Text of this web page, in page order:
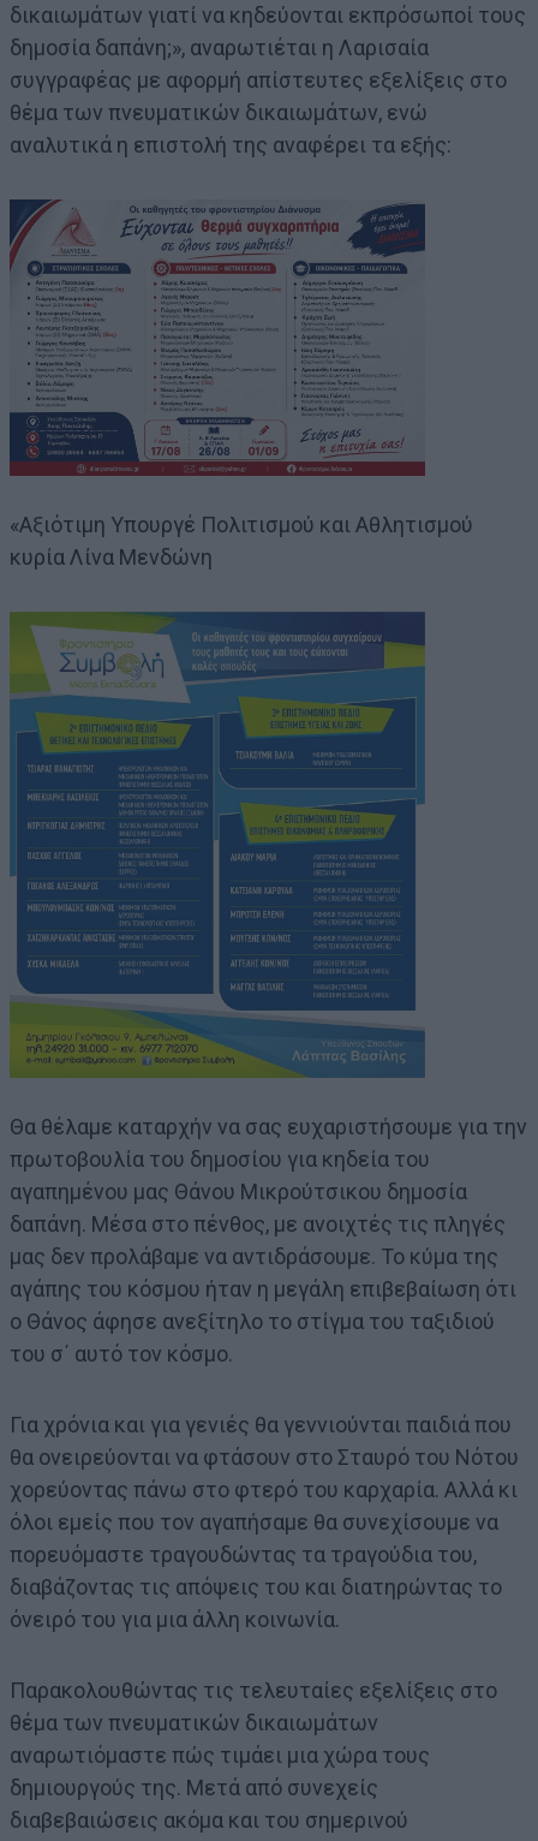
δικαιωμάτων γιατί να κηδεύονται εκπρόσωποί τους
δημοσία δαπάνη;», αναρωτιέται η Λαρισαία
συγγραφέας με αφορμή απίστευτες εξελίξεις στο
θέμα των πνευματικών δικαιωμάτων, ενώ
αναλυτικά η επιστολή της αναφέρει τα εξής:
«Αξιότιμη Υπουργέ Πολιτισμού και Αθλητισμού
κυρία Λίνα Μενδώνη
Θα θέλαμε καταρχήν να σας ευχαριστήσουμε για την
πρωτοβουλία του δημοσίου για κηδεία του
αγαπημένου μας Θάνου Μικρούτσικου δημοσία
δαπάνη. Μέσα στο πένθος, με ανοιχτές τις πληγές
μας δεν προλάβαμε να αντιδράσουμε. Το κύμα της
αγάπης του κόσμου ήταν η μεγάλη επιβεβαίωση ότι
ο Θάνος άφησε ανεξίτηλο το στίγμα του ταξιδιού
του σ΄ αυτό τον κόσμο.
Για χρόνια και για γενιές θα γεννιούνται παιδιά που
θα ονειρεύονται να φτάσουν στο Σταυρό του Νότου
χορεύοντας πάνω στο φτερό του καρχαρία. Αλλά κι
όλοι εμείς που τον αγαπήσαμε θα συνεχίσουμε να
πορευόμαστε τραγουδώντας τα τραγούδια του,
διαβάζοντας τις απόψεις του και διατηρώντας το
όνειρό του για μια άλλη κοινωνία.
Παρακολουθώντας τις τελευταίες εξελίξεις στο
θέμα των πνευματικών δικαιωμάτων
αναρωτιόμαστε πώς τιμάει μια χώρα τους
δημιουργούς της. Μετά από συνεχείς
διαβεβαιώσεις ακόμα και του σημερινού